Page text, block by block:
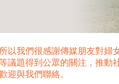
以我們很感謝傳媒朋友對婦
議題得到公眾的關注，推
迎與我們聯絡。